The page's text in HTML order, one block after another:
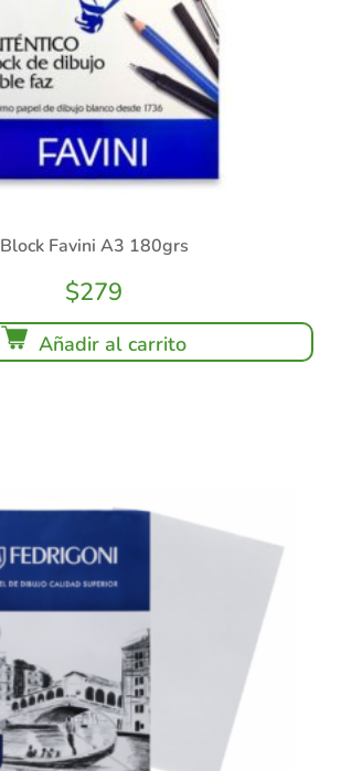
Block Favini A3 180grs
$279
Añadir al carrito